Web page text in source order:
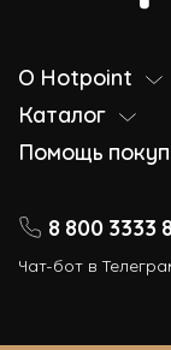
О Hotpoint
Каталог
Помощь
8 800 3333
Чат-бот в